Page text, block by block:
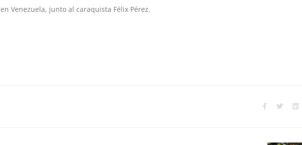
en Venezuela, junto al caraquista Félix Pérez.